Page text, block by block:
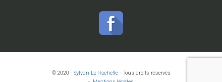
© 2020 - Sylvan La Rochelle- Tous droits réservés